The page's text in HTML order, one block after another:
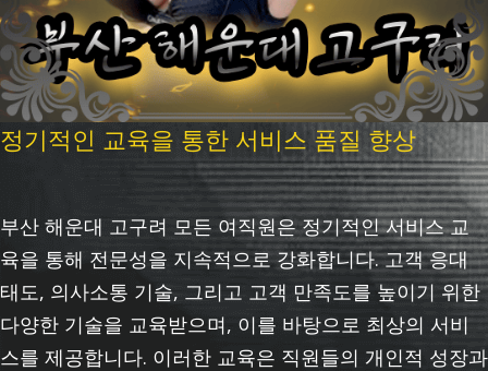
정기적인 교육을 통한 서비스 품질 향상
부산 해운대 고구려 모든 여직원은 정기적인 서비스 교
육을 통해 전문성을 지속적으로 강화합니다. 고객 응대
태도, 의사소통 기술, 그리고 고객 만족도를 높이기 위한
다양한 기술을 교육받으며, 이를 바탕으로 최상의 서비
스를 제공합니다. 이러한 교육은 직원들의 개인적 성장과